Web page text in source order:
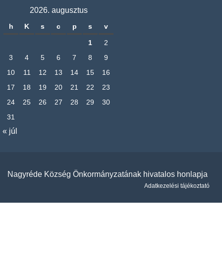
2026. augusztus
h K s c p s v
1
2
3
4 5 6 7 8
9
10
11 12 13 14 15
16
17
18 19 20 21 22
23
24
25 26 27 28 29
30
31
« júl
Nagyréde Község Önkormányzatának hivatalos honlapja
Adatkezelési tájékoztató